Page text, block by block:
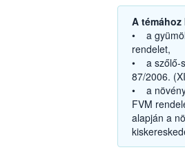
A
• a
rendelet,
• a szőlő-
87/2006.
• a
FVM
alapján a